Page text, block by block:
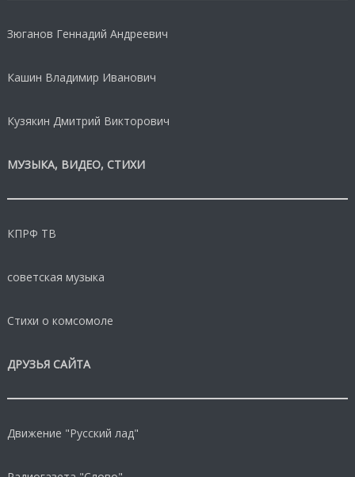
Зюганов Геннадий Андреевич
Кашин Владимир Иванович
Кузякин Дмитрий Викторович
МУЗЫКА, ВИДЕО, СТИХИ
КПРФ ТВ
советская музыка
Стихи о комсомоле
ДРУЗЬЯ САЙТА
Движение "Русский лад"